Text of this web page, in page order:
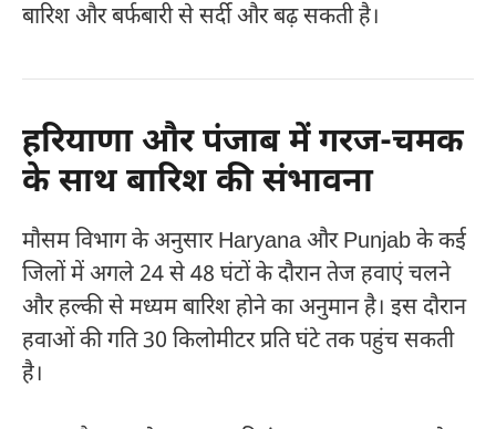
बारिश और बर्फबारी से सर्दी और बढ़ सकती है।
हरियाणा और पंजाब में गरज-चमक
के साथ बारिश की संभावना
मौसम विभाग के अनुसारHaryanaऔरPunjabके कई
जिलों में अगले 24 से 48 घंटों के दौरान तेज हवाएं चलने
और हल्की से मध्यम बारिश होने का अनुमान है। इस दौरान
हवाओं की गति 30 किलोमीटर प्रति घंटे तक पहुंच सकती
है।